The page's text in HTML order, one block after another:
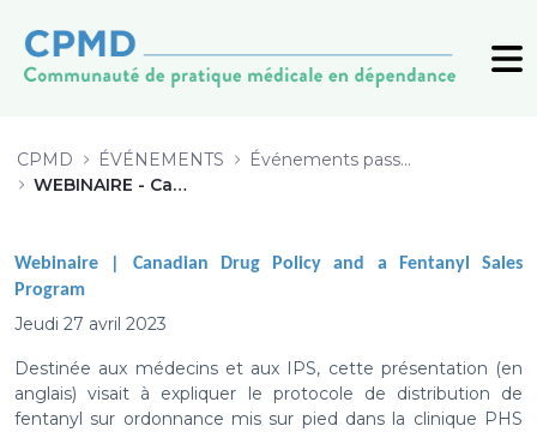
CPMD ÉVÉNEMENTS
Événements passés (archive)
WEBINAIRE - Canadian Drugs Policies & a Fentanyl Sales Program
Webinaire | Canadian Drug Policy and a Fentanyl Sales
Program
Jeudi 27 avril 2023
Destinée aux médecins et aux IPS, cette présentation (en
anglais) visait à expliquer le protocole de distribution de
fentanyl sur ordonnance mis sur pied dans la clinique PHS